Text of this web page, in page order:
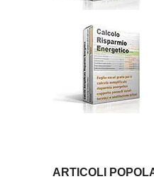
ARTICOLI